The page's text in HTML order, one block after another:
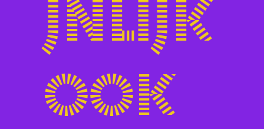
jnlijk
ook